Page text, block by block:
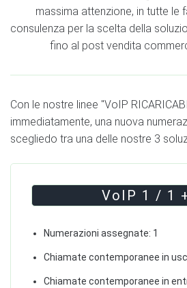
massima attenzione, in tutte le
consulenza per la scelta della
fino al post vendita
Con le nostre linee "VoIP
immediatamente, una nuova
scegliedo tra una delle nostre 3
VoIP 1 / 1
Numerazioni assegnate: 1
Chiamate contemporanee in
Chiamate contemporanee in